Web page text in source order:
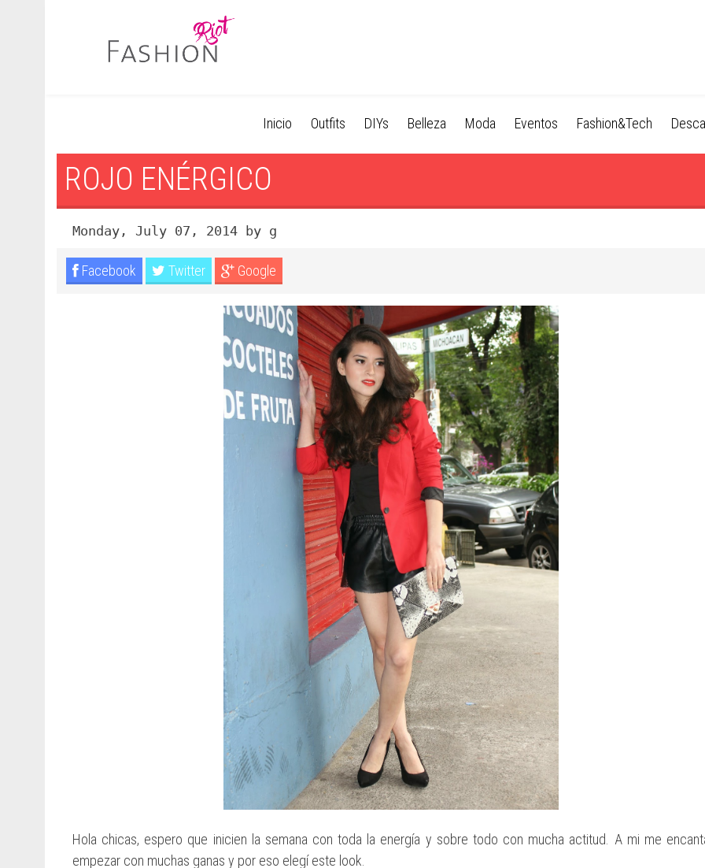
Inicio Outfits DIYs Belleza Moda Eventos Fashion&Tech
ROJO ENÉRGICO
Monday, July 07, 2014 by g
Facebook Twitter Google
Hola chicas, espero que inicien la semana con toda la energía y sobre todo con mucha actitud. A mi me
empezar con muchas ganas y por eso elegí este look.